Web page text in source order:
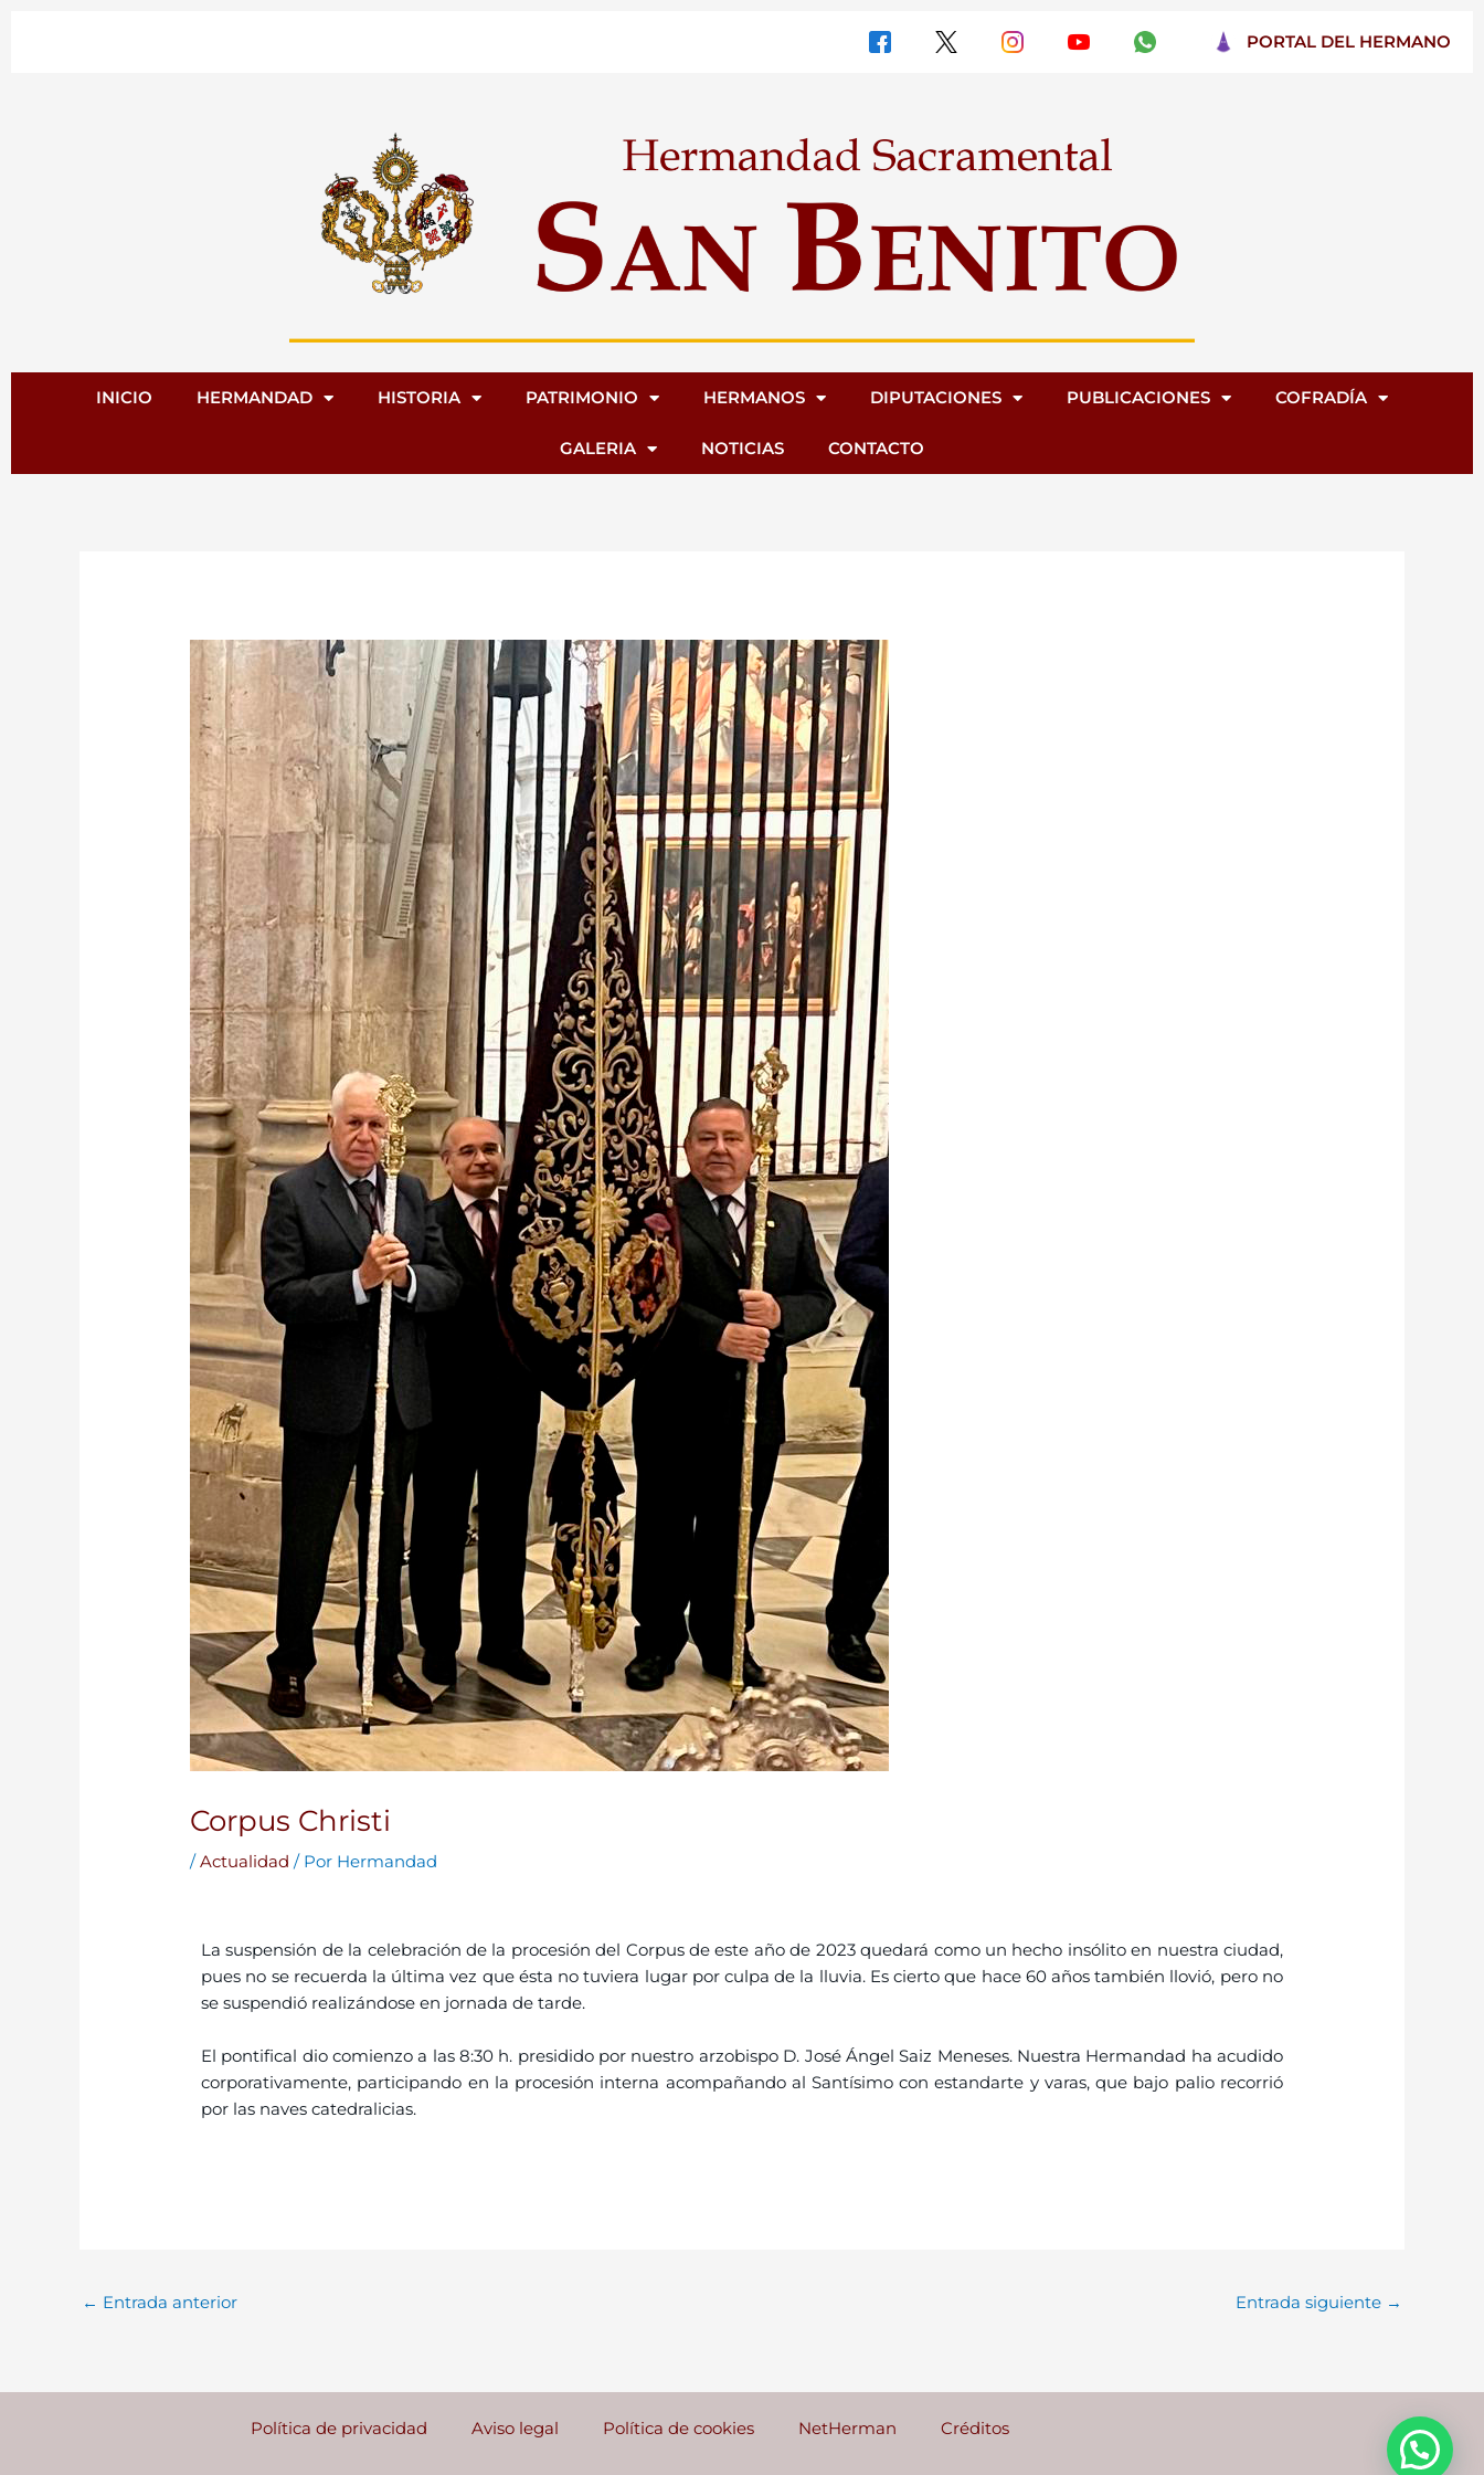
PORTAL DEL HERMANO
INICIO HERMANDAD HISTORIA PATRIMONIO HERMANOS DIPUTACIONES PUBLICACIONES COFRADÍA
GALERIA NOTICIAS CONTACTO
Corpus Christi
/Actualidad / Por Hermandad
La suspensión de la celebración de la procesión del Corpus de este año de 2023 quedará como un hecho insólito en nuestra ciudad,
pues no se recuerda la última vez que ésta no tuviera lugar por culpa de la lluvia. Es cierto que hace 60 años también llovió, pero no
se suspendió realizándose en jornada de tarde.
El pontifical dio comienzo a las 8:30 h. presidido por nuestro arzobispo D. José Ángel Saiz Meneses. Nuestra Hermandad ha acudido
corporativamente, participando en la procesión interna acompañando al Santísimo con estandarte y varas, que bajo palio recorrió
por las naves catedralicias.
← Entrada anterior Entrada siguiente →
Política de privacidad Aviso legal Política de cookies NetHerman Créditos